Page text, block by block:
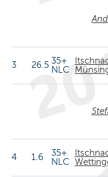
3 26.5 35+
NLC
4 1.6
35+
NLC